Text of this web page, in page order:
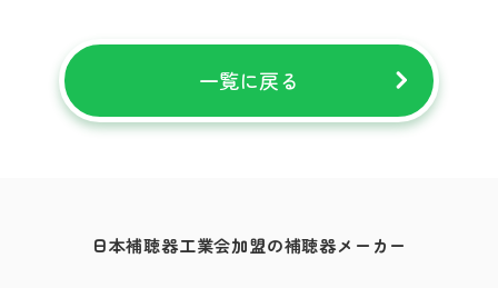
一覧に戻る
日本補聴器工業会加盟の補聴器メーカー